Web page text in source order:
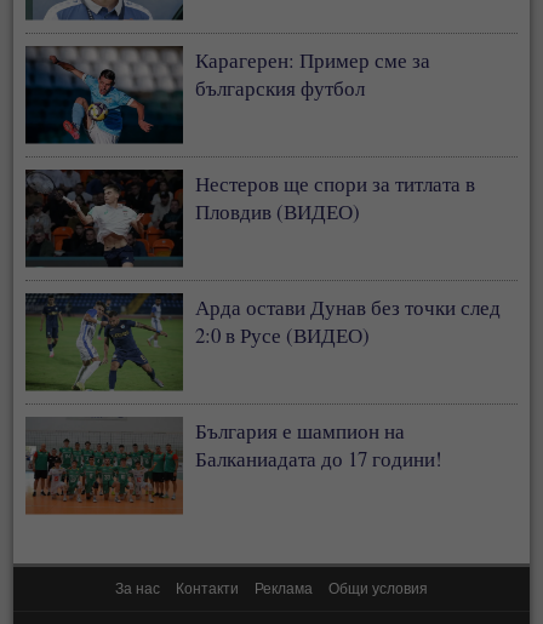
Карагерен: Пример сме за
българския футбол
Нестеров ще спори за титлата в
Пловдив (ВИДЕО)
Арда остави Дунав без точки след
2:0 в Русе (ВИДЕО)
България е шампион на
Балканиадата до 17 години!
За нас Контакти Реклама Общи условия